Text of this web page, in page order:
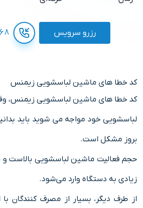
رزرو سرویس
کد خطا های ماشین لباسشویی زیمنس
کد خطا های ماشین لباسشویی زیمنس،
لباسشویی خود مواجه می شوید باید
بروز مشکل است.
حجم فعالیت ماشین لباسشویی بالاست و
زیادی به دستگاه وارد می‌شود.
از طرف دیگر، بسیار از مصرف کنندگان